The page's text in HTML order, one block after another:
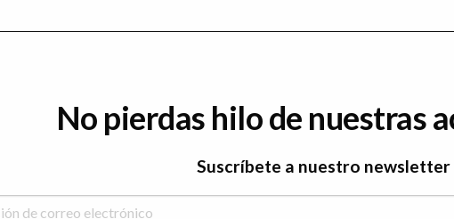
No pierdas hilo de nuestras
Suscríbete a nuestro newsletter